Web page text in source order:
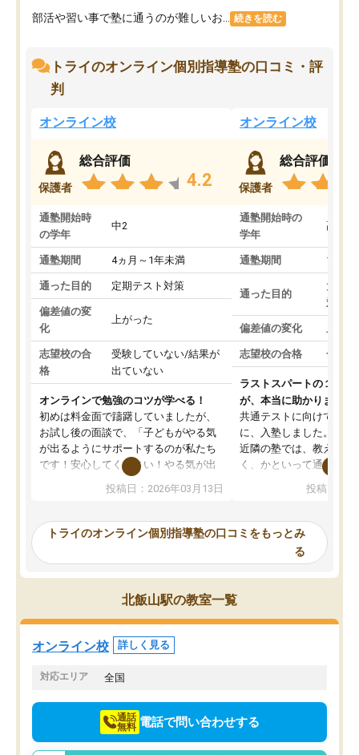
部活や習い事で塾に通うのが難しいお... 続きを読む
トライのオンライン個別指導塾の口コミ・評
判
オンライン校
保護者
総合評価
4.2
通塾開始時
の学年
中2
通塾期間 4ヵ月～1年未満
通った目的 定期テスト対策
偏差値の変
化
上がった
志望校の合
格
受験していない/結果が
出ていない
オンラインで勉強のコツが学べる！
初めは料金面で躊躇していましたが、
お試し後の面談で、「子どもがやる気
が出るようにサポートするのが私たち
です！安心してください！やる気が出
ないのは私たち講師の責任です」と言
ってくださり、確かに！と考えて、思
ったんですが、学生の先生から学ぶこ
み、徐々に成績が上がったらいいなと
思っていました。何が今足りないのか
を的確に指導いただき、子どももびっ
くりするほど楽しんでやる気を持って
塾を受けています。狙い通り、少しず
つ成績も上がり、苦手意識も無くなっ
てきたので、さらに苦手な数学も追加
でお願いしました。来年の高校受験に
投稿日：2026年03月13日
オンライン校
保護者
総合評価
通塾開始時の
学年
高3
通塾期間 1～3
通った目的
大学
対策
偏差値の変化
志望校の合格 合格
ラストスパートの１か月
が、本当に助かりました
共通テストに向けての追
に、入塾しました。田舎
近隣の塾では、教えても
く、かといって通うには
可能なので本当に助か
らないところをピンポイ
頂いて、とてもわかり
していました。一生を
スト、多少お金がかかっ
投稿日：
トライのオンライン個別指導塾の口コミをもっとみ
る
北飯山駅の教室一覧
オンライン校 詳しく見る
対応エリア 全国
通話
無料 電話で問い合わせする